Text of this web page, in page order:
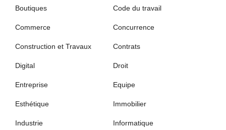
Boutiques Code du travail
Commerce Concurrence
Construction et Travaux Contrats
Digital Droit
Entreprise Equipe
Esthétique Immobilier
Industrie Informatique